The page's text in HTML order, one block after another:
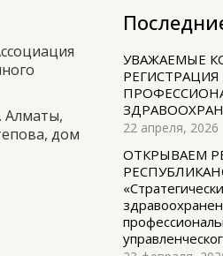
Алматы,
дом
УВАЖАЕМЫЕ
22 апреля, 2026
ОТКРЫВАЕМ